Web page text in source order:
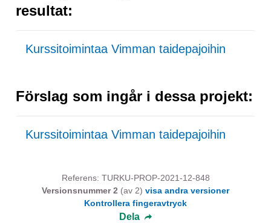
resultat:
Kurssitoimintaa Vimman taidepajoihin
Förslag som ingår i dessa projekt:
Kurssitoimintaa Vimman taidepajoihin
Referens: TURKU-PROP-2021-12-848
Versionsnummer 2 (av 2) visa andra versioner
Kontrollera fingeravtryck
Dela